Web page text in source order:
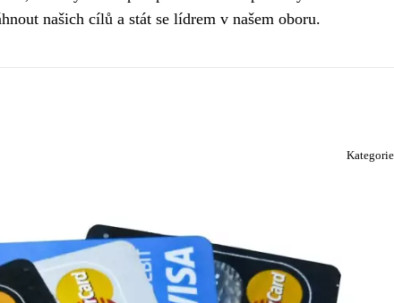
našich cílů a stát se lídrem v našem oboru.